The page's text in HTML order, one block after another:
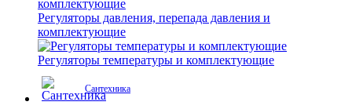
Регуляторы давления, перепада давления и
комплектующие
Регуляторы температуры и комплектующие
Сантехника